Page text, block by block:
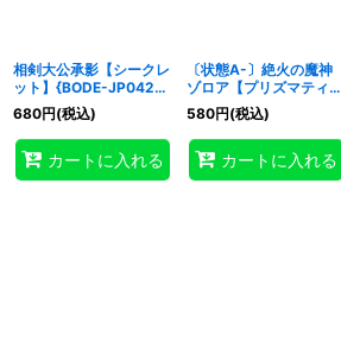
相剣大公承影【シークレ
ット】{BODE-JP042}
《シンクロ》
680円(税込)
カートに入れる
〔状態A-〕絶火の魔神
ゾロア【プリズマティッ
クシークレット】
{BODE-JP045}《シン
クロ》
580円(税込)
カートに入れる